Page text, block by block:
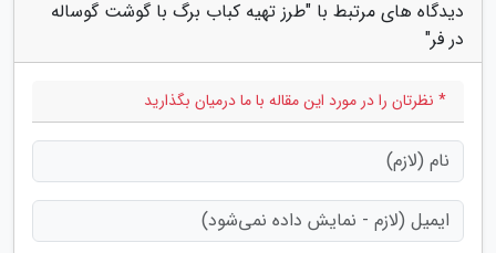
دیدگاه های مرتبط با "طرز تهیه کباب برگ با گوشت گوساله
در فر"
* نظرتان را در مورد این مقاله با ما درمیان بگذارید